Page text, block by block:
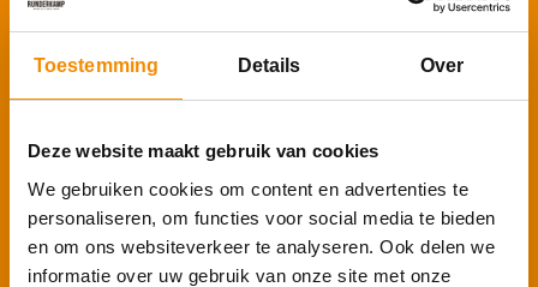
Toestemming Details Over
Deze website maakt gebruik van cookies
We gebruiken cookies om content en advertenties te
personaliseren, om functies voor social media te bieden
en om ons websiteverkeer te analyseren. Ook delen we
informatie over uw gebruik van onze site met onze
Voornaam
Inschrijven